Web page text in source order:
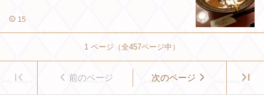
15
1 ページ（全457ページ中）
前のページ 次のページ